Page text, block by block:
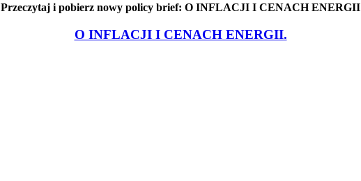
Przeczytaj i pobierz nowy policy brief: O INFLACJI I CENACH ENERGII
O INFLACJI I CENACH ENERGII.